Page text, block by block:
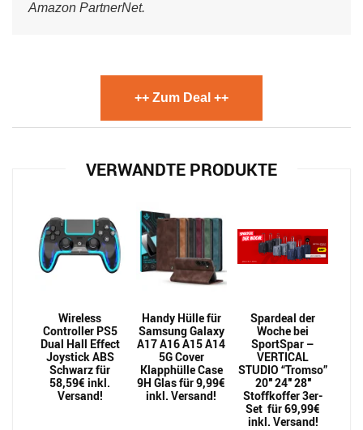
Amazon PartnerNet.
++ Zum Deal ++
VERWANDTE PRODUKTE
Wireless
Controller PS5
Dual Hall Effect
Joystick ABS
Schwarz für
58,59€ inkl.
Versand!
Handy Hülle für
Samsung Galaxy
A17 A16 A15 A14
5G Cover
Klapphülle Case
9H Glas für 9,99€
inkl. Versand!
Spardeal der
Woche bei
SportSpar –
VERTICAL
STUDIO “Tromso”
20″ 24″ 28″
Stoffkoffer 3er-
Set für 69,99€
inkl. Versand!